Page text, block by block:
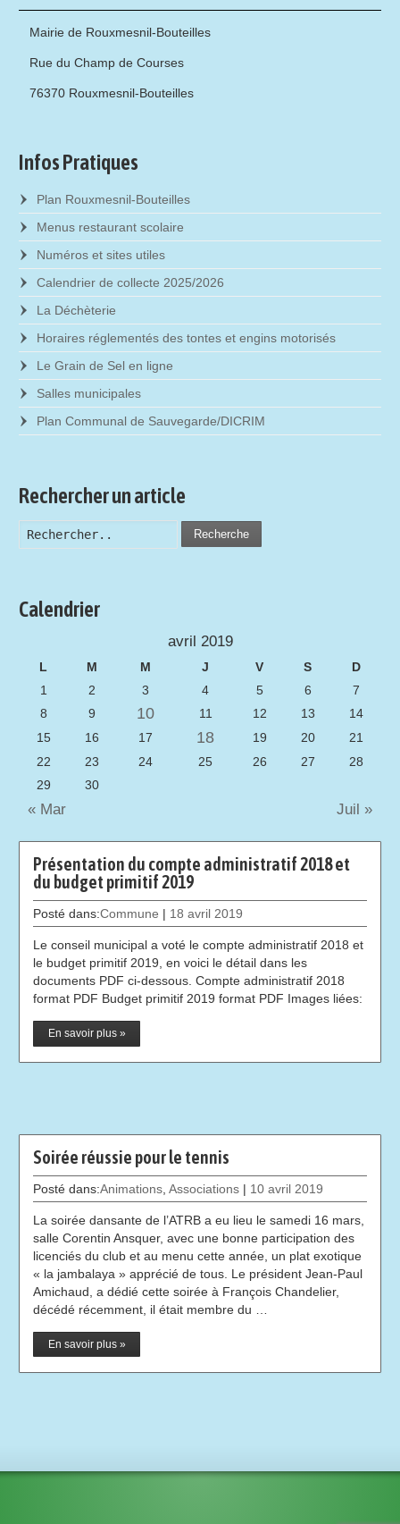
Présentation du compte administratif 2018 et
du budget primitif 2019
Posté dans:Commune | 18 avril 2019
Le conseil municipal a voté le compte administratif 2018 et
le budget primitif 2019, en voici le détail dans les
documents PDF ci-dessous. Compte administratif 2018
format PDF Budget primitif 2019 format PDF Images liées:
En savoir plus »
Soirée réussie pour le tennis
Posté dans:Animations ,Associations | 10 avril 2019
La soirée dansante de l’ATRB a eu lieu le samedi 16 mars,
salle Corentin Ansquer, avec une bonne participation des
licenciés du club et au menu cette année, un plat exotique
« la jambalaya » apprécié de tous. Le président Jean-Paul
Amichaud, a dédié cette soirée à François Chandelier,
décédé récemment, il était membre du …
En savoir plus »
Mairie de Rouxmesnil-Bouteilles
Rue du Champ de Courses
76370 Rouxmesnil-Bouteilles
Infos Pratiques
Plan Rouxmesnil-Bouteilles
Menus restaurant scolaire
Numéros et sites utiles
Calendrier de collecte 2025/2026
La Déchèterie
Horaires réglementés des tontes et engins motorisés
Le Grain de Sel en ligne
Salles municipales
Plan Communal de Sauvegarde/DICRIM
Rechercher un article
Recherche
Calendrier
avril 2019
L M M J V S
D
1
2 3 4 5 6
7
8
9 10 11 12 13
14
15
16 17 18 19 20
21
22
23 24 25 26 27
28
29
30
« Mar Juil »